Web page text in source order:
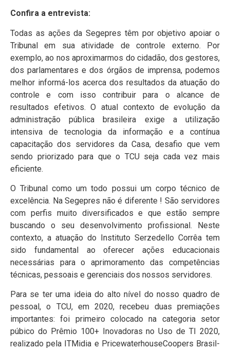
Confira a entrevista:
Todas as ações da Segepres têm por objetivo apoiar o
Tribunal em sua atividade de controle externo. Por
exemplo, ao nos aproximarmos do cidadão, dos gestores,
dos parlamentares e dos órgãos de imprensa, podemos
melhor informá-los acerca dos resultados da atuação do
controle e com isso contribuir para o alcance de
resultados efetivos. O atual contexto de evolução da
administração pública brasileira exige a utilização
intensiva de tecnologia da informação e a contínua
capacitação dos servidores da Casa, desafio que vem
sendo priorizado para que o TCU seja cada vez mais
eficiente.
O Tribunal como um todo possui um corpo técnico de
excelência. Na Segepres não é diferente ! São servidores
com perfis muito diversificados e que estão sempre
buscando o seu desenvolvimento profissional. Neste
contexto, a atuação do Instituto Serzedello Corrêa tem
sido fundamental ao oferecer ações educacionais
necessárias para o aprimoramento das competências
técnicas, pessoais e gerenciais dos nossos servidores.
Para se ter uma ideia do alto nível do nosso quadro de
pessoal, o TCU, em 2020, recebeu duas premiações
importantes: foi primeiro colocado na categoria setor
púbico do Prêmio 100+ Inovadoras no Uso de TI 2020,
realizado pela ITMidia e PricewaterhouseCoopers Brasil-